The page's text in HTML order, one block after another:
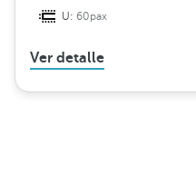
U:60pax
Ver detalle